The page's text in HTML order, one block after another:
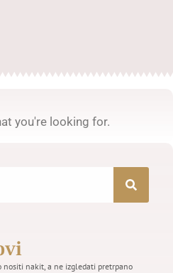
you're looking for.
nositi nakit, a ne izgledati pretrpano